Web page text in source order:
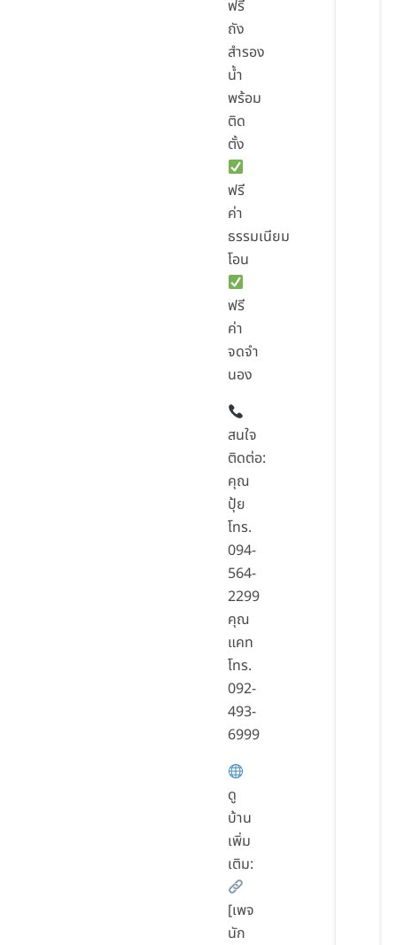
ฟรี
ถัง
สำรอง
น้ำ
พร้อม
ติด
ตั้ง
ฟรี
ค่า
ธรรมเนียม
โอน
ฟรี
ค่า
จดจำ
นอง
สนใจ
ติดต่อ:
คุณ
ปุ้ย
โทร.
094-
564-
2299
คุณ
แคท
โทร.
092-
493-
6999
ดู
บ้าน
เพิ่ม
เติม:
[เพจ
นัก